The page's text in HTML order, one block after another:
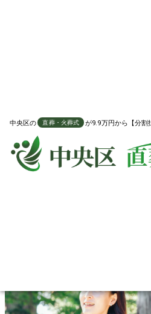
中央区の 直葬・火葬式 が9.9万円から【分割
中央区火
直葬・火葬式に必要な項